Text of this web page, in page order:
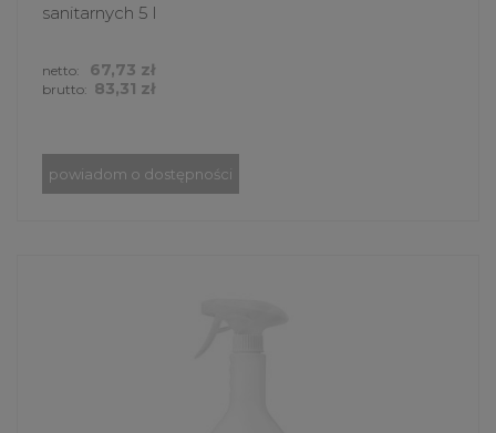
sanitarnych 5 l
brutto: 83,31 zł
netto: 67,73 zł
powiadom o dostępności